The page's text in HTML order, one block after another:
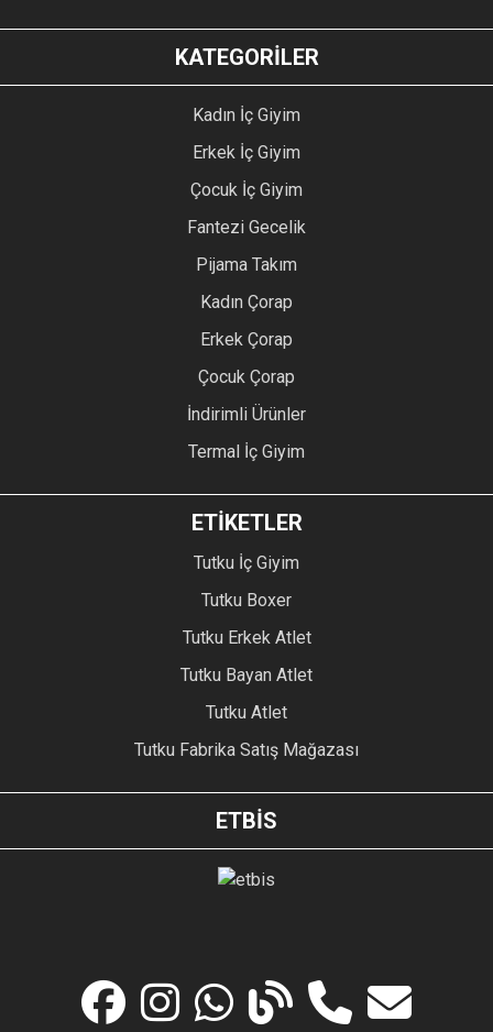
KATEGORİLER
Kadın İç Giyim
Erkek İç Giyim
Çocuk İç Giyim
Fantezi Gecelik
Pijama Takım
Kadın Çorap
Erkek Çorap
Çocuk Çorap
İndirimli Ürünler
Termal İç Giyim
ETİKETLER
Tutku İç Giyim
Tutku Boxer
Tutku Erkek Atlet
Tutku Bayan Atlet
Tutku Atlet
Tutku Fabrika Satış Mağazası
ETBİS